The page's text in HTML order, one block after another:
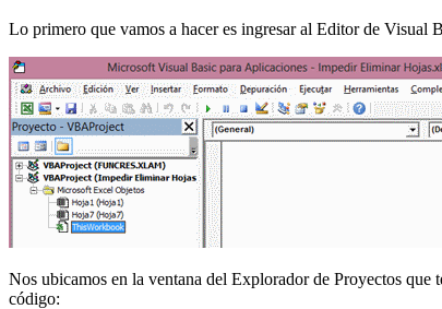
Lo primero que vamos a hacer es ingresar al Editor de Visual
Nos ubicamos en la ventana del Explorador de Proyectos
código: